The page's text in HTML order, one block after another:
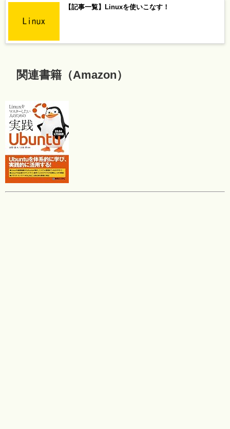
【記事一覧】Linuxを使いこなす！
関連書籍（Amazon）